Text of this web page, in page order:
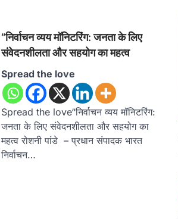
“निर्वाचन व्यय मॉनिटरिंग: जनता के लिए
संवेदनशीलता और सहयोग का महत्व
Spread the love
Spread the love“निर्वाचन व्यय मॉनिटरिंग:
जनता के लिए संवेदनशीलता और सहयोग का
महत्व रोशनी पांडे – प्रधान संपादक भारत
निर्वाचन…